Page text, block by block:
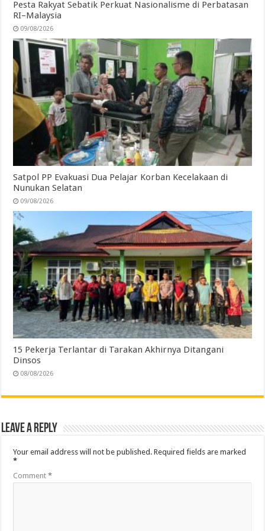
Pesta Rakyat Sebatik Perkuat Nasionalisme di Perbatasan
RI–Malaysia
09/08/2026
Satpol PP Evakuasi Dua Pelajar Korban Kecelakaan di
Nunukan Selatan
09/08/2026
15 Pekerja Terlantar di Tarakan Akhirnya Ditangani
Dinsos
08/08/2026
Leave a Reply
Your email address will not be published. Required fields are marked
*
Comment*